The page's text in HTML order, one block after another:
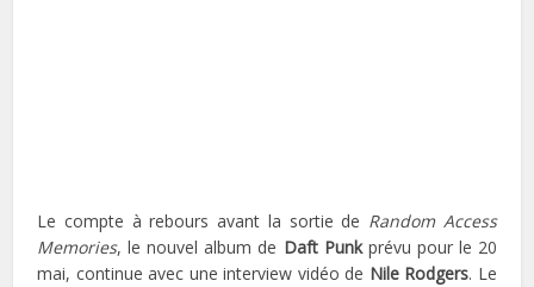
Le compte à rebours avant la sortie de Random Access
Memories, le nouvel album de Daft Punkprévu pour le 20
mai, continue avec une interview vidéo de Nile Rodgers. Le